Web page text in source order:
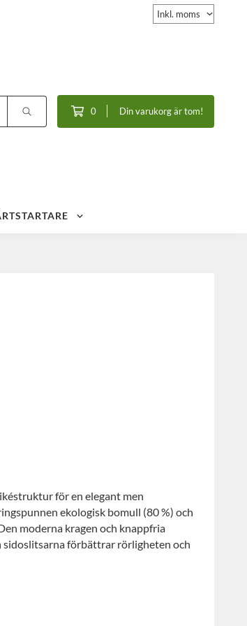
0 Din varukorg är tom!
för en elegant men
ekologisk bomull (80 %) och
moderna kragen och knappfria
förbättrar rörligheten och